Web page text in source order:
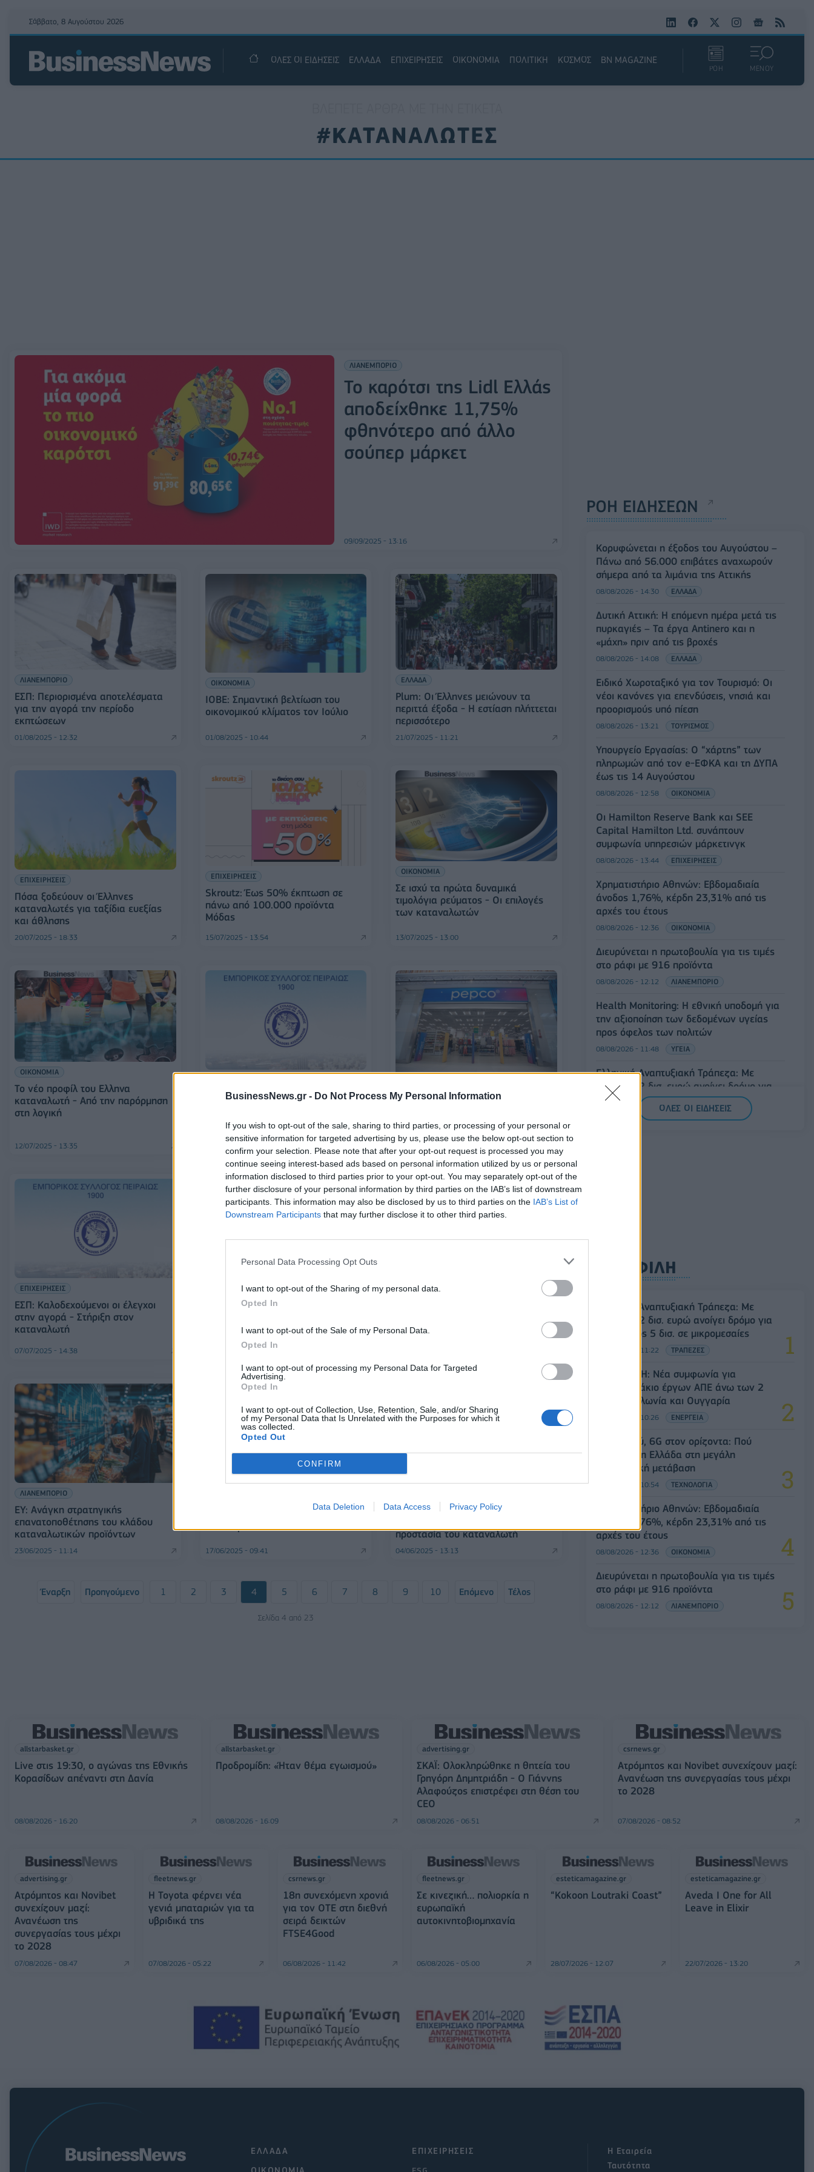
BusinessNews.gr - Do Not Process My Personal Information
If you wish to opt-out of the sale, sharing to third parties, or processing of your personal or
sensitive information for targeted advertising by us, please use the below opt-out section to
confirm your selection. Please note that after your opt-out request is processed you may
continue seeing interest-based ads based on personal information utilized by us or personal
information disclosed to third parties prior to your opt-out. You may separately opt-out of the
further disclosure of your personal information by third parties on the IAB’s list of downstream
participants. This information may also be disclosed by us to third parties on the IAB’s List of
Downstream Participants that may further disclose it to other third parties.
Personal Data Processing Opt Outs
I want to opt-out of the Sharing of my personal data.
Opted In
I want to opt-out of the Sale of my Personal Data.
Opted In
I want to opt-out of processing my Personal Data for Targeted
Advertising.
Opted In
I want to opt-out of Collection, Use, Retention, Sale, and/or Sharing
of my Personal Data that Is Unrelated with the Purposes for which it
was collected.
Opted Out
CONFIRM
Data Deletion Data Access Privacy Policy
Σάββατο, 8 Αυγούστου 2026
ΟΛΕΣ ΟΙ ΕΙΔΗΣΕΙΣ ΕΛΛΑΔΑ ΕΠΙΧΕΙΡΗΣΕΙΣ ΟΙΚΟΝΟΜΙΑ ΠΟΛΙΤΙΚΗ ΚΟΣΜΟΣ BN MAGAZINE
ΡΟΗ ΜΕΝΟΥ
#ΚΑΤΑΝΑΛΩΤΕΣ
ΛΙΑΝΕΜΠΟΡΙΟ
Το καρότσι της Lidl Ελλάς
αποδείχθηκε 11,75%
φθηνότερο από άλλο
σούπερ μάρκετ
09/09/2025 - 13:16
ΛΙΑΝΕΜΠΟΡΙΟ
ΕΣΠ: Περιορισμένα αποτελέσματα
για την αγορά την περίοδο
εκπτώσεων
01/08/2025 - 12:32
ΟΙΚΟΝΟΜΙΑ
ΙΟΒΕ: Σημαντική βελτίωση του
οικονομικού κλίματος τον Ιούλιο
01/08/2025 - 10:44
ΕΛΛΑΔΑ
Plum: Οι Έλληνες μειώνουν τα
περιττά έξοδα - Η εστίαση πλήττεται
περισσότερο
21/07/2025 - 11:21
ΕΠΙΧΕΙΡΗΣΕΙΣ
Πόσα ξοδεύουν οι Έλληνες
καταναλωτές για ταξίδια ευεξίας
και άθλησης
20/07/2025 - 18:33
ΕΠΙΧΕΙΡΗΣΕΙΣ
Skroutz: Έως 50% έκπτωση σε
πάνω από 100.000 προϊόντα
Μόδας
15/07/2025 - 13:54
ΟΙΚΟΝΟΜΙΑ
Σε ισχύ τα πρώτα δυναμικά
τιμολόγια ρεύματος - Οι επιλογές
των καταναλωτών
13/07/2025 - 13:00
ΟΙΚΟΝΟΜΙΑ
Το νέο προφίλ του Ελληνα
καταναλωτή - Από την παρόρμηση
στη λογική
12/07/2025 - 13:35
ΕΣΠ: Ευκαιρίες αγορών με
καλοκαιρινές εκπτώσεις
10/07/2025 - 10:40
Pepco: Γυναίκες οι πιο πιστοί
χώρες
08/07/2025 - 15:30
ΕΠΙΧΕΙΡΗΣΕΙΣ
ΕΣΠ: Καλοδεχούμενοι οι έλεγχοι
στην αγορά - Στήριξη στον
καταναλωτή
07/07/2025 - 14:38
ΕΕΚΕ: Τα δικαιώματα των
καταναλωτών για φθορά ή
αεροπορικές πτήσεις
26/06/2025 - 12:41
ΚΟΣΜΟΣ
φυτικών τροφίμων»
ΛΙΑΝΕΜΠΟΡΙΟ
EY: Ανάγκη στρατηγικής
επανατοποθέτησης του κλάδου
καταναλωτικών προϊόντων
23/06/2025 - 11:14
ΕΛΛΑΔΑ
ΕΕΚΕ: Δικαιώματα καταναλωτών
καταλύματος
17/06/2025 - 09:41
Τ. Θεοδωρικάκος: Όλα τα κόμματα
προστασία του καταναλωτή
04/06/2025 - 13:13
Έναρξη Προηγούμενο 1 2 3 4 5 6 7 8 9 10 Επόμενο Τέλος
Σελίδα 4 από 23
ΡΟΗ ΕΙΔΗΣΕΩΝ
Κορυφώνεται η έξοδος του Αυγούστου –
Πάνω από 56.000 επιβάτες αναχωρούν
σήμερα από τα λιμάνια της Αττικής
08/08/2026 - 14:30 ΕΛΛΑΔΑ
Δυτική Αττική: Η επόμενη ημέρα μετά τις
πυρκαγιές – Τα έργα Antinero και η
«μάχη» πριν από τις βροχές
08/08/2026 - 14:08 ΕΛΛΑΔΑ
Ειδικό Χωροταξικό για τον Τουρισμό: Οι
νέοι κανόνες για επενδύσεις, νησιά και
προορισμούς υπό πίεση
08/08/2026 - 13:21 ΤΟΥΡΙΣΜΟΣ
Υπουργείο Εργασίας: Ο “χάρτης” των
πληρωμών από τον e-ΕΦΚΑ και τη ΔΥΠΑ
έως τις 14 Αυγούστου
08/08/2026 - 12:58 ΟΙΚΟΝΟΜΙΑ
Οι Hamilton Reserve Bank και SEE
Capital Hamilton Ltd. συνάπτουν
συμφωνία υπηρεσιών μάρκετινγκ
08/08/2026 - 13:44 ΕΠΙΧΕΙΡΗΣΕΙΣ
Χρηματιστήριο Αθηνών: Εβδομαδιαία
άνοδος 1,76%, κέρδη 23,31% από τις
αρχές του έτους
08/08/2026 - 12:36 ΟΙΚΟΝΟΜΙΑ
Διευρύνεται η πρωτοβουλία για τις τιμές
στο ράφι με 916 προϊόντα
08/08/2026 - 12:12 ΛΙΑΝΕΜΠΟΡΙΟ
Health Monitoring: Η εθνική υποδομή για
την αξιοποίηση των δεδομένων υγείας
προς όφελος των πολιτών
08/08/2026 - 11:48 ΥΓΕΙΑ
Ελληνική Αναπτυξιακή Τράπεζα: Με
«προίκα» 2 δισ. ευρώ ανοίγει δρόμο για
δάνεια έως 5 δισ. σε μικρομεσαίες
08/08/2026 - 11:22
ΟΛΕΣ ΟΙ ΕΙΔΗΣΕΙΣ
ΔΗΜΟΦΙΛΗ
Ελληνική Αναπτυξιακή Τράπεζα: Με
«προίκα» 2 δισ. ευρώ ανοίγει δρόμο για
δάνεια έως 5 δισ. σε μικρομεσαίες
08/08/2026 - 11:22 ΤΡΑΠΕΖΕΣ
Όμιλος ΔΕΗ: Νέα συμφωνία για
χαρτοφυλάκιο έργων ΑΠΕ άνω των 2
GW σε Πολωνία και Ουγγαρία
08/08/2026 - 10:26 ΕΝΕΡΓΕΙΑ
5G παντού, 6G στον ορίζοντα: Πού
βρίσκεται η Ελλάδα στη μεγάλη
τεχνολογική μετάβαση
08/08/2026 - 10:54 ΤΕΧΝΟΛΟΓΙΑ
Χρηματιστήριο Αθηνών: Εβδομαδιαία
άνοδος 1,76%, κέρδη 23,31% από τις
αρχές του έτους
08/08/2026 - 12:36 ΟΙΚΟΝΟΜΙΑ
Διευρύνεται η πρωτοβουλία για τις τιμές
στο ράφι με 916 προϊόντα
08/08/2026 - 12:12 ΛΙΑΝΕΜΠΟΡΙΟ
allstarbasket.gr
Live στις 19:30, ο αγώνας της Εθνικής
Κορασίδων απέναντι στη Δανία
08/08/2026 - 16:20
allstarbasket.gr
Προδρομίδη: «Ήταν θέμα εγωισμού»
08/08/2026 - 16:09
advertising.gr
ΣΚΑΪ: Ολοκληρώθηκε η θητεία του
Γρηγόρη Δημητριάδη - Ο Γιάννης
Αλαφούζος επιστρέφει στη θέση του
CEO
08/08/2026 - 06:51
csrnews.gr
Ατρόμητος και Novibet συνεχίζουν μαζί:
Ανανέωση της συνεργασίας τους μέχρι
το 2028
07/08/2026 - 08:52
advertising.gr
Ατρόμητος και Novibet
συνεχίζουν μαζί:
Ανανέωση της
συνεργασίας τους μέχρι
το 2028
07/08/2026 - 08:47
fleetnews.gr
Η Toyota φέρνει νέα
γενιά μπαταριών για τα
υβριδικά της
07/08/2026 - 05:22
csrnews.gr
18η συνεχόμενη χρονιά
για τον ΟΤΕ στη διεθνή
σειρά δεικτών
FTSE4Good
06/08/2026 - 11:42
fleetnews.gr
Σε κινεζική… πολιορκία η
ευρωπαϊκή
αυτοκινητοβιομηχανία
06/08/2026 - 05:00
esteticamagazine.gr
“Kokoon Loutraki Coast”
28/07/2026 - 12:07
esteticamagazine.gr
Aveda I One for All
Leave in Elixir
22/07/2026 - 13:20
ΕΠΙΧΕΙΡΗΣΕΙΣ
ESG
ΕΛΛΑΔΑ
ΟΙΚΟΝΟΜΙΑ
Η Εταιρεία
Ταυτότητα